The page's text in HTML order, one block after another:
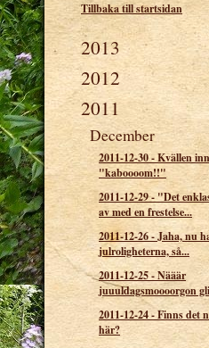
Tillbaka till startsidan
2013
2012
2011
December
2011-12-30-Kvällen
"kaboooom!!"
2011-12-29- "Det
av med en frestelse...
2011-12-26-Jaha, nu
julroligheterna, så...
2011-12-25-Nääär
juuuldagsmoooorgon
2011-12-24-Finns det
här?